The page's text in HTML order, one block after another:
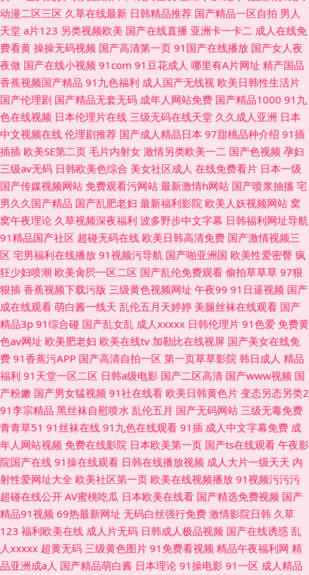
动漫二区三区 久草在线最新 日韩精品推荐 国产精品一区自拍 男人
天堂 a片123 另类视频欧美 国产在线直播 亚洲卡一卡二 成人在线免
费看黄 操操无码视频 国产高清第一页 91国产在线播放 国产女人夜
夜做 国产在线小视频 91com 91豆花成人 哪里有A片网址 精产国品
香蕉视频国产精品 91九色福利 成人国产无线视 欧美日韩性生活片
国产伦理剧 国产精品无套无码 成年人网站免费 国产精品1000 91九
色在线视频 日本伦理片在线 三级无码在线天堂 久久成人亚洲 日本
中文视频在线 伦理剧推荐 国产成人精品日本 97甜桃品种介绍 91插
插插 欧美SE第二页 毛片内射女 激情另类欧美一二 国产色视频 孕妇
三级av无码 日韩欧美色综合 美女社区成人 在线免费看片 日本一级
国产传媒视频网站 免费观看污网站 最新激情h网站 国产喷浆抽搐 宅
男久久国产精品 国产乱肥老妇 最新福利影院 欧美人妖视频网站 窝
窝午夜理论 久草视频深夜福利 波多野步中文字幕 日韩福利网址导航
91精品国产社区 超碰无码在线 欧美日韩高清免费 国产激情视频三
区 宅男福利在线播放 91视频污导航 国产啪亚洲国 欧美性爱密臀 疯
狂少妇喷潮 欧美肏屄一区二区 国产乱伦免费观看 偷拍草草草 97狠
狠插 香蕉视频下载污版 三级黄色视频网址 午夜99 91日逼视频 国产
成在线观看 萌白酱一线天 乱伦五月天婷婷 美腿丝袜在线观看 国产
精品3p 91综合碰 国产乱女乱 成人xxxxx 日韩伦理片 91色爱 免费黄
色av网址 欧美肥老妇 欧美在线tv 加勒比在线视屏 国产美女在线免
费 91香蕉污APP 国产高清自拍一区 第一页草草影院 韩日成人 精品
福利 91天堂一区二区 日韩a级电影 国产二区高清 国产www视频 国
产粉嫩 国产男女猛视频 91社在线看 欧美日韩黄色片 变态另态另类2
91李宗精品 黑丝袜自慰喷水 乱伦五月 国产无码网站 三级无毒免费
青青草51 91丝袜在线 91九色在线观看 91插 成人中文字幕免费 成
年人网站视频 免费在线影院 日本欧美第一页 国产ts在线观看 午夜影
院国产在线 91操在线观看 日韩在线播放视频 成人大片一级天天 内
射性爱网址大全 欧美社区第一页 欧美在线视频播放 91视频污污污
超碰在线公开 AV蜜桃吃瓜 日本欧美在线看 国产精选免费视频 国产
精品91视频 69热最新网址 无码白丝强行免费 激情影院日韩 久草
123 福利欧美在线 成人片无码 日韩成人极品视频 国产在线诱惑 乱
人xxxxx 超黄无码 三级黄色图片 91免费看视频 精品午夜福利网 精
品亚洲成a人 国产精品萌白酱 日本理论 91操电影 91一区 成人精品